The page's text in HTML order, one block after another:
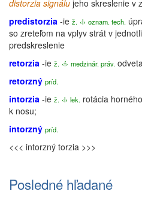
distorzia signálu jeho skreslenie v
predistorzia -ie ž. ‹l› oznam. tech.
so zreteľom na vplyv strát v
predskreslenie
retorzia -ie ž. ‹f› medzinár. práv.
retorzný príd.
intorzia -ie ž. ‹l› lek. rotácia
k nosu;
intorzný príd.
<<< intorzný torzia >>>
Posledné hľadané